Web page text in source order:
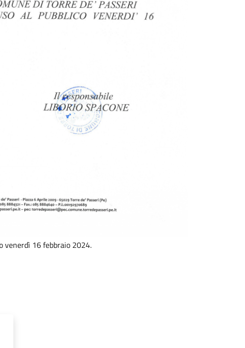
venerdì 16 febbraio 2024.